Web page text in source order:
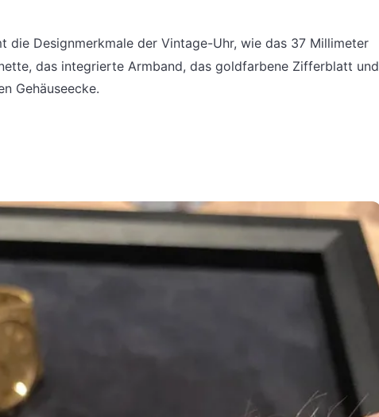
die Designmerkmale der Vintage-Uhr, wie das 37 Millimeter
das integrierte Armband, das goldfarbene Zifferblatt und
Gehäuseecke.